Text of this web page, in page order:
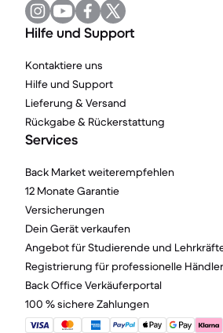
Hilfe und Support
Kontaktiere uns
Hilfe und Support
Lieferung & Versand
Rückgabe & Rückerstattung
Services
Back Market weiterempfehlen
12 Monate Garantie
Versicherungen
Dein Gerät verkaufen
Angebot für Studierende und
Registrierung für professionelle
Back Office Verkäuferportal
100 % sichere Zahlungen